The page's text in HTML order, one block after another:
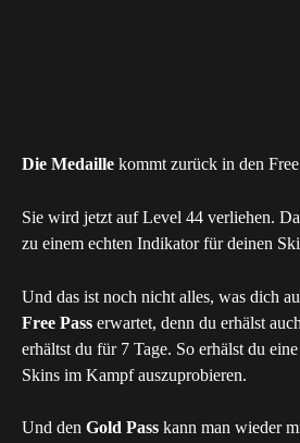
Die Medaille kommt zurück in den Free
Sie wird jetzt auf Level 44 verliehen.
zu einem echten Indikator für deinen
Und das ist noch nicht alles, was dich
Free Pass erwartet, denn du erhälst
erhältst du für 7 Tage. So erhälst du
Skins im Kampf auszuprobieren.
Und den Gold Pass kann man wieder